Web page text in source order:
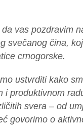
vas pozdravim
svečanog čina,
crnogorske.
ustvrditi kako
i produktivnom
svera – od
govorimo o